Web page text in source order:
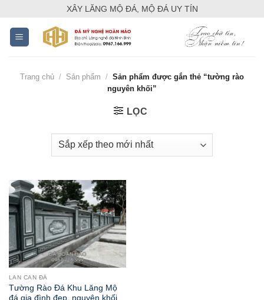
content
XÂY LĂNG MỘ ĐÁ, MỘ ĐÁ UY TÍN
Trang chủ / Sản phẩm / Sản phẩm được gắn thẻ “tường rào
nguyên khối”
LỌC
LAN CAN ĐÁ
Tường Rào Đá Khu Lăng Mộ
đá gia đình đẹp, nguyên khối